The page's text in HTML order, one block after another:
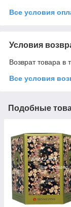
Все условия
Условия
Возврат товара в
Все условия
Подобные